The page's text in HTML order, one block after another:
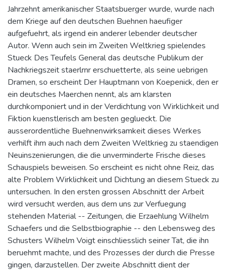
Jahrzehnt amerikanischer Staatsbuerger wurde, wurde nach
dem Kriege auf den deutschen Buehnen haeufiger
aufgefuehrt, als irgend ein anderer lebender deutscher
Autor. Wenn auch sein im Zweiten Weltkrieg spielendes
Stueck Des Teufels General das deutsche Publikum der
Nachkriegszeit staerlrnr erschuetterte, als seine uebrigen
Dramen, so erscheint Der Hauptmann von Koepenick, den er
ein deutsches Maerchen nennt, als am klarsten
durchkomponiert und in der Verdichtung von Wirklichkeit und
Fiktion kuenstlerisch am besten geglueckt. Die
ausserordentliche Buehnenwirksamkeit dieses Werkes
verhilft ihm auch nach dem Zweiten Weltkrieg zu staendigen
Neuinszenierungen, die die unverminderte Frische dieses
Schauspiels beweisen. So erscheint es nicht ohne Reiz, das
alte Problem Wirklichkeit und Dichtung an diesem Stueck zu
untersuchen. In den ersten grossen Abschnitt der Arbeit
wird versucht werden, aus dem uns zur Verfuegung
stehenden Material -- Zeitungen, die Erzaehlung Wilhelm
Schaefers und die Selbstbiographie -- den Lebensweg des
Schusters Wilhelm Voigt einschliesslich seiner Tat, die ihn
beruehmt machte, und des Prozesses der durch die Presse
gingen, darzustellen. Der zweite Abschnitt dient der